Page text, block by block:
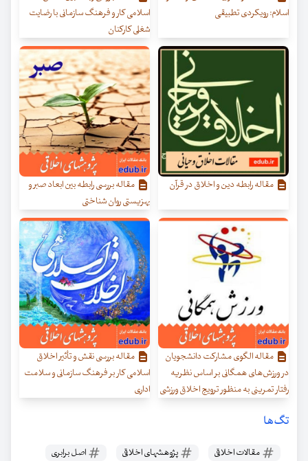
اسلام: رویکردی تطبیقی
اسلامی کار و فرهنگ سازمانی با رضایت
شغلی کارکنان
مقاله رابطه دین و اخلاق در قرآن
مقاله بررسی رابطه بین ابعاد صبر و
بهزیستی روان شناختی
مقاله الگوی مشارکت دانشجویان
در ورزش‌های همگانی بر اساس نظریه
رفتار تمرینی به منظور ترویج اخلاق ورزشی
مقاله بررسی نقش و تأثیر اخلاق
اسلامی کار بر فرهنگ سازمانی و سلامت
اداری
تگ‌ها
مقالات اخلاقی پژوهشهای اخلاقی
اصل برابری